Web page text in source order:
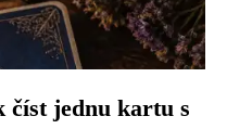
číst jednu kartu s